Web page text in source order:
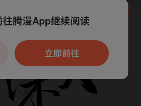
持App阅读，可打开App新用
户7天免费看
往腾漫App继续阅读
立即前往